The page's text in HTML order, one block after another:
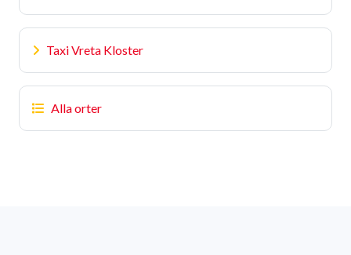
Taxi Vreta Kloster
Alla orter